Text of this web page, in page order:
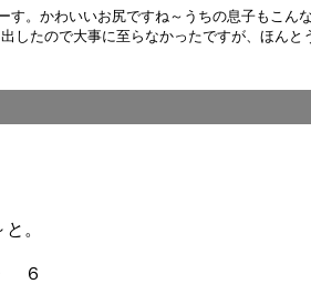
す。かわいいお尻ですね～うちの息子もこ
したので大事に至らなかったですが、ほん
。
６